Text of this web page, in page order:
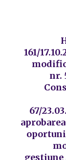
161/
nr.
67/